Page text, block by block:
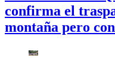
confirma el
montaña pero